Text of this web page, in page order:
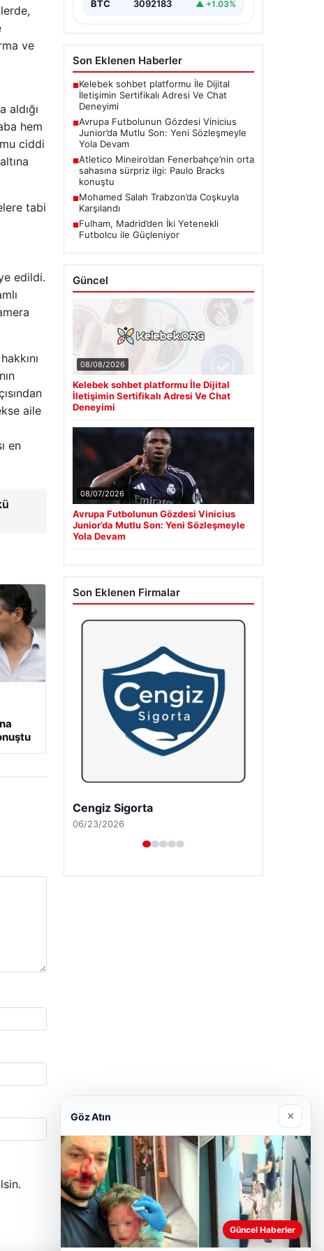
ve
aldığı
hem
ciddi
tabi
edildi.
aile
en
BTC 3092183 ▲ +1.03%
Son Eklenen Haberler
■Kelebek sohbet platformu İle Dijital
İletişimin Sertifikalı Adresi Ve Chat
Deneyimi
■Avrupa Futbolunun Gözdesi Vinicius
Junior’da Mutlu Son: Yeni Sözleşmeyle
Yola Devam
■Atletico Mineiro’dan Fenerbahçe’nin orta
sahasına sürpriz ilgi: Paulo Bracks
konuştu
■Mohamed Salah Trabzon’da Coşkuyla
Karşılandı
■Fulham, Madrid’den İki Yetenekli
Futbolcu ile Güçleniyor
Güncel
08/08/2026
Kelebek sohbet platformu İle Dijital
İletişimin Sertifikalı Adresi Ve Chat
Deneyimi
08/07/2026
Avrupa Futbolunun Gözdesi Vinicius
Junior’da Mutlu Son: Yeni Sözleşmeyle
Yola Devam
Son Eklenen Firmalar
Hastaş Beton
05/26/2026
Göz Atın ×
Güncel Haberler